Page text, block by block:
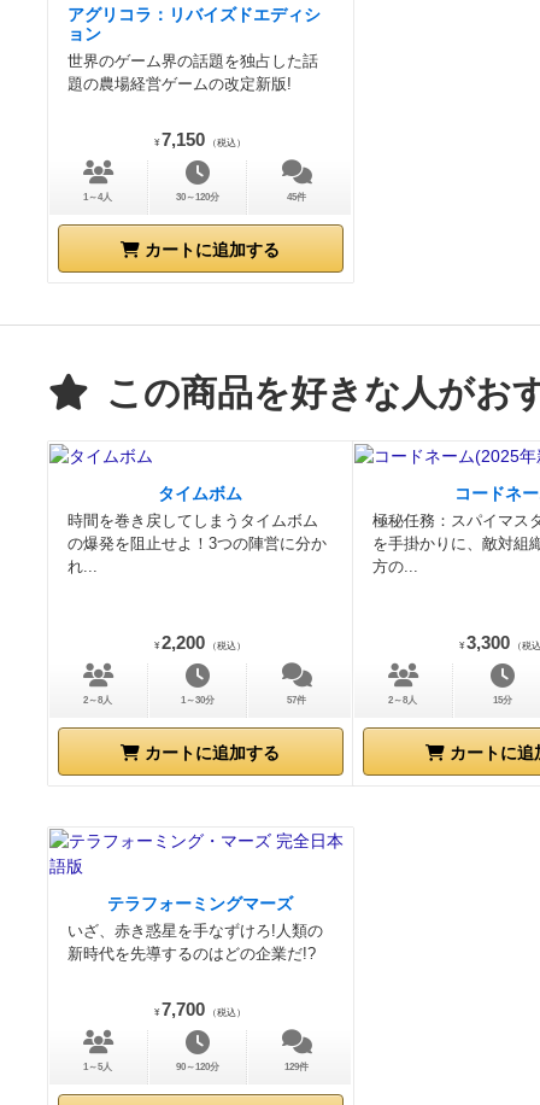
アグリコラ：リバイズドエディシ
ョン
世界のゲーム界の話題を独占した話
題の農場経営ゲームの改定新版!
¥ 7,150 （税込）
1～4人 30～120分 45件
カートに追加する
この商品を好きな人がお
タイムボム
時間を巻き戻してしまうタイムボム
の爆発を阻止せよ！3つの陣営に分か
れ...
¥ 2,200 （税込）
2～8人 1～30分 57件
カートに追加する
コードネ
極秘任務：スパイマス
を手掛かりに、敵対組
方の...
¥ 3,300 （税
2～8人 15分
カートに追
テラフォーミングマーズ
いざ、赤き惑星を手なずけろ!人類の
新時代を先導するのはどの企業だ!?
¥ 7,700 （税込）
1～5人 90～120分 129件